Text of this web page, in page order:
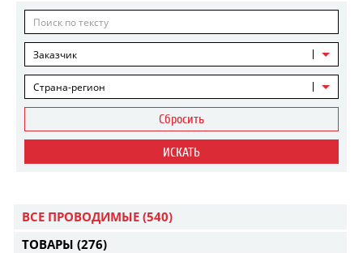
Заказчик
Страна-регион
Сбросить
ИСКАТЬ
ВСЕ ПРОВОДИМЫЕ (540)
ТОВАРЫ (276)